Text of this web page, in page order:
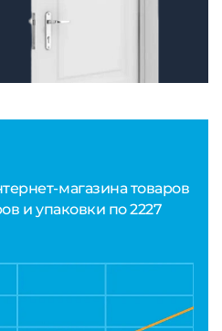
магазина товаров
и упаковки по 2227